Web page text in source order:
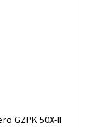
GZPK 50X-II